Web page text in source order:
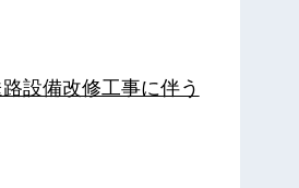
設備改修工事に伴う